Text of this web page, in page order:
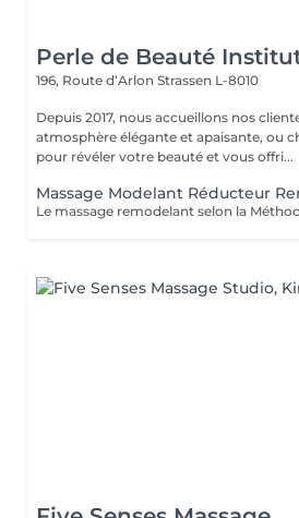
Perle de Beauté
196, Route d’Arlon Strassen L-8010
Depuis 2017, nous accueillons nos
atmosphère élégante et apaisante, ou
pour révéler votre beauté et vous offri...
Massage Modelant Réducteur